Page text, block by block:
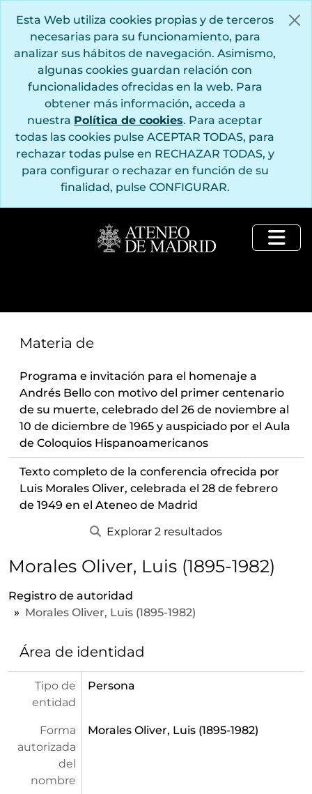
Esta Web utiliza cookies propias y de terceros
necesarias para su funcionamiento, para
analizar sus hábitos de navegación. Asimismo,
algunas cookies guardan relación con
funcionalidades ofrecidas en la web. Para
obtener más información, acceda a
nuestra Política de cookies. Para aceptar
todas las cookies pulse ACEPTAR TODAS, para
rechazar todas pulse en RECHAZAR TODAS, y
para configurar o rechazar en función de su
finalidad, pulse CONFIGURAR.
Materia de
Programa e invitación para el homenaje a
Andrés Bello con motivo del primer centenario
de su muerte, celebrado del 26 de noviembre al
10 de diciembre de 1965 y auspiciado por el Aula
de Coloquios Hispanoamericanos
Texto completo de la conferencia ofrecida por
Luis Morales Oliver, celebrada el 28 de febrero
de 1949 en el Ateneo de Madrid
Explorar 2 resultados
Morales Oliver, Luis (1895-1982)
Registro de autoridad
Morales Oliver, Luis (1895-1982)
Área de identidad
Tipo de
entidad
Persona
Forma
autorizada
del
nombre
Morales Oliver, Luis (1895-1982)